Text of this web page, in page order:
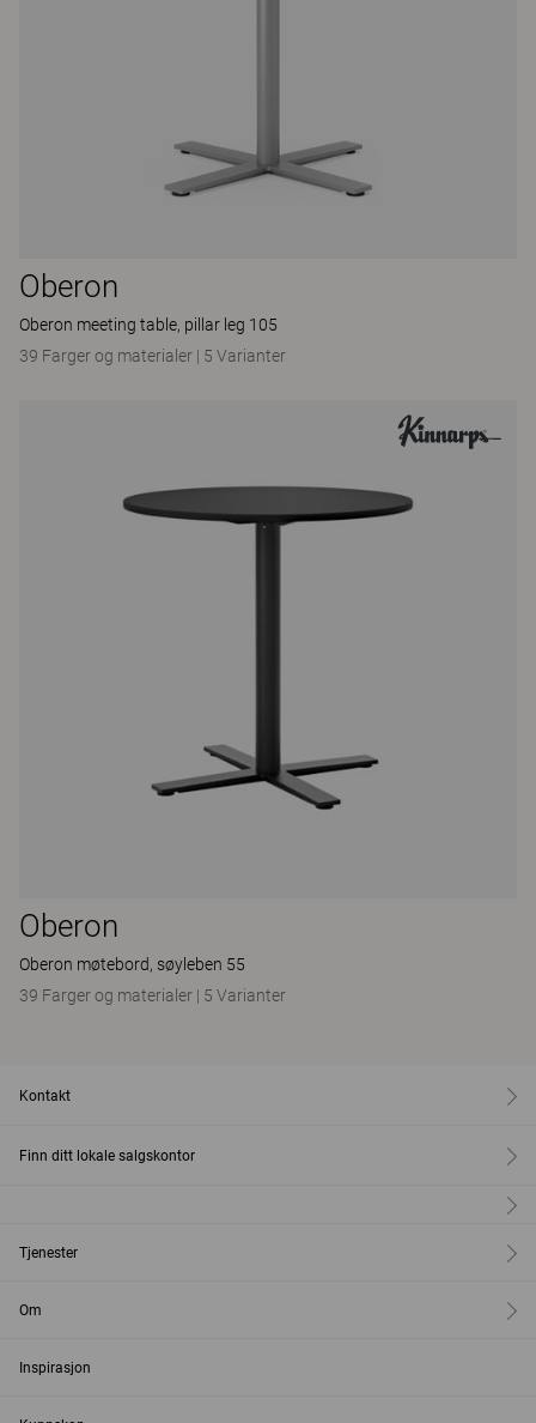
Oberon
Oberon meeting table, pillar leg 105
39 Farger og materialer | 5 Varianter
Oberon
Oberon møtebord, søyleben 55
39 Farger og materialer | 5 Varianter
Kontakt
Finn ditt lokale salgskontor
Tjenester
Om
Inspirasjon